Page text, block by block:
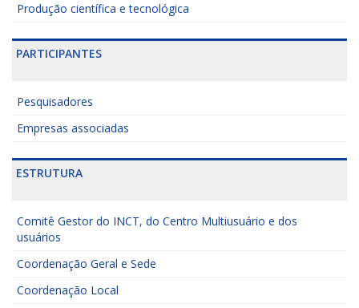
Produção científica e tecnológica
PARTICIPANTES
Pesquisadores
Empresas associadas
ESTRUTURA
Comitê Gestor do INCT, do Centro Multiusuário e dos
usuários
Coordenação Geral e Sede
Coordenação Local